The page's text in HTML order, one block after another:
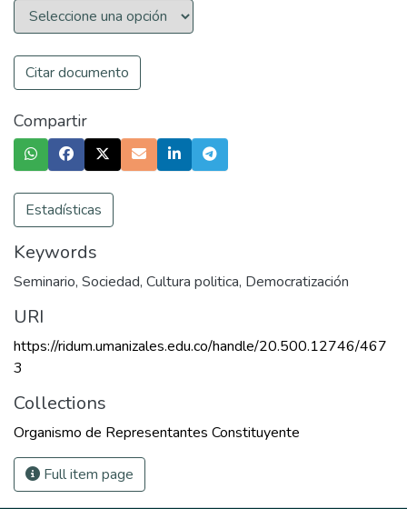
Citar documento
Compartir
Estadísticas
Keywords
Seminario, Sociedad, Cultura politica, Democratización
URI
https://ridum.umanizales.edu.co/handle/20.500.12746/467
3
Collections
Organismo de Representantes Constituyente
Full item page